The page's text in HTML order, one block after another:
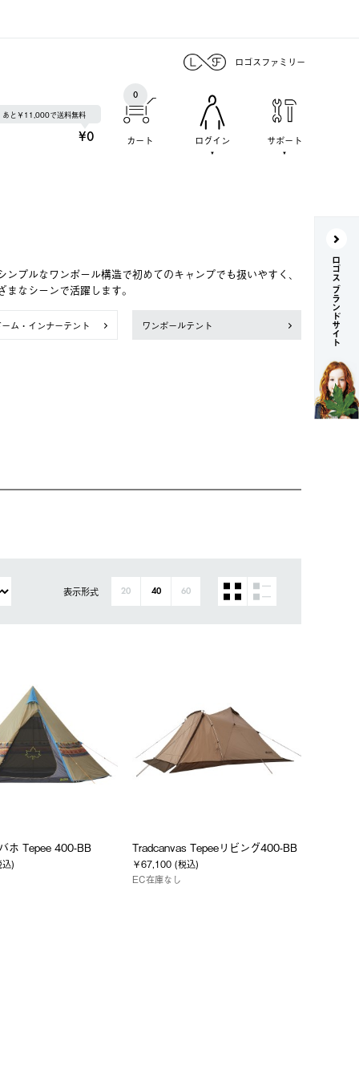
ロゴスファミリー
あと￥11,000で送料無料
¥0 カート
0
ログイン サポート
プルなワンポール構造で初めてのキャンプでも扱いやすく、
なシーンで活躍します。
ム・インナーテント ワンポールテント
表示形式 20 40 60
ホ Tepee 400-BB
)
Tradcanvas Tepeeリビング400-BB
￥67,100 (税込)
EC在庫なし
ロゴス ブランドサイト